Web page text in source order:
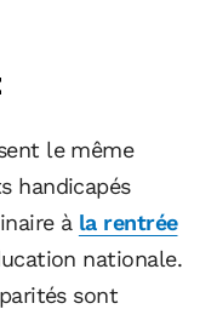
le même
handicapés
à la rentrée
nationale.
sont